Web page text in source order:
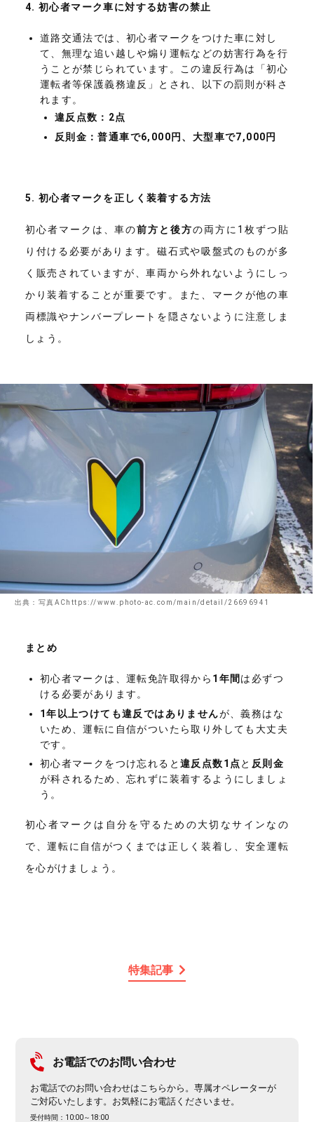
4.初心者マーク車に対する妨害の禁止
道路交通法では、初心者マークをつけた車に対し
て、無理な追い越しや煽り運転などの妨害行為を行
うことが禁じられています。この違反行為は「初心
運転者等保護義務違反」とされ、以下の罰則が科さ
れます。
違反点数：2点
反則金：普通車で6,000円、大型車で7,000円
5.初心者マークを正しく装着する方法
初心者マークは、車の前方と後方の両方に1枚ずつ貼
り付ける必要があります。磁石式や吸盤式のものが多
く販売されていますが、車両から外れないようにしっ
かり装着することが重要です。また、マークが他の車
両標識やナンバープレートを隠さないように注意しま
しょう。
出典：写真AChttps://www.photo-ac.com/main/detail/26696941
まとめ
初心者マークは、運転免許取得から 1年間 は必ずつ
ける必要があります。
1年以上つけても違反ではありませんが、義務はな
いため、運転に自信がついたら取り外しても大丈夫
です。
初心者マークをつけ忘れると違反点数1点と 反則金
が科されるため、忘れずに装着するようにしましょ
う。
初心者マークは自分を守るための大切なサインなの
で、運転に自信がつくまでは正しく装着し、安全運転
を心がけましょう。
特集記事
お電話でのお問い合わせ
お電話でのお問い合わせはこちらから。専属オペレーターが
ご対応いたします。お気軽にお電話くださいませ。
受付時間：10:00～18:00